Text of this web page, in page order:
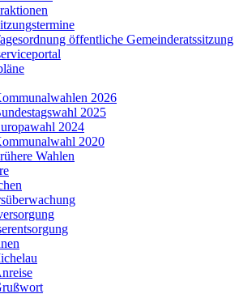
öffentliche Gemeinderatssitzung
2026
2025
2024
2020
Wahlen